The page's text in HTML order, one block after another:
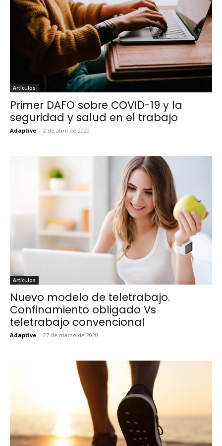
Artículos
Primer DAFO sobre COVID-19 y la
seguridad y salud en el trabajo
Adaptive - 2 de abril de 2020
Artículos
Nuevo modelo de teletrabajo.
Confinamiento obligado Vs
teletrabajo convencional
Adaptive - 27 de marzo de 2020